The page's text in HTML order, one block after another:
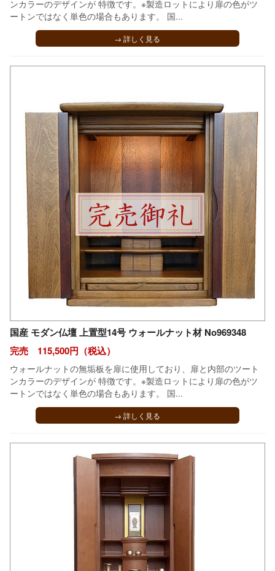
ンカラーのデザインが 特徴です。※製造ロットにより扉の色がツ
ートンではなく単色の場合もあります。 国...
→ 詳しく見る
国産 モダン仏壇 上置型14号 ウォールナット材 No969348
完売 115,500円（税込）
ウォールナットの無垢板を扉に使用しており、扉と内部のツート
ンカラーのデザインが 特徴です。※製造ロットにより扉の色がツ
ートンではなく単色の場合もあります。 国...
→ 詳しく見る